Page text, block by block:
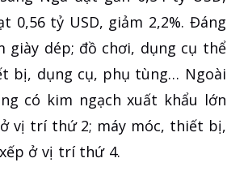
0,56 tỷ USD, giảm 2,2%. Đáng
giày dép; đồ chơi, dụng cụ thể
bị, dụng cụ, phụ tùng… Ngoài
có kim ngạch xuất khẩu lớn
vị trí thứ 2; máy móc, thiết bị,
ở vị trí thứ 4.